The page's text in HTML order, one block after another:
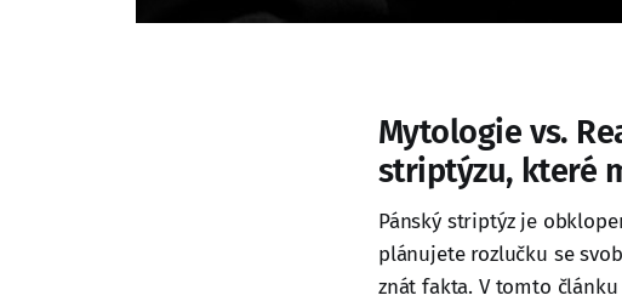
Mytologie vs.
striptýzu, které
Pánský striptýz je
plánujete rozlučku se
znát fakta. V tomto